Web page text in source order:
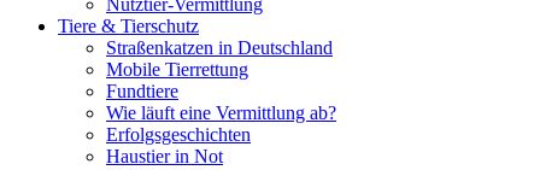
Tiere & Tierschutz
Straßenkatzen in Deutschland
Mobile Tierrettung
Fundtiere
Wie läuft eine Vermittlung ab?
Erfolgsgeschichten
Haustier in Not